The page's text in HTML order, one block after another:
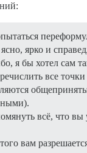
ярко и
я бы хотел сам
все точки
всё, что вы
вам